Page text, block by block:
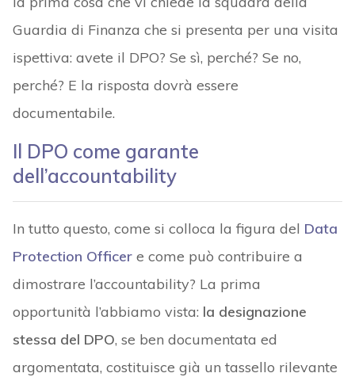
Guardia di Finanza che si presenta per una visita
ispettiva: avete il DPO? Se sì, perché? Se no,
perché? E la risposta dovrà essere
documentabile.
Il DPO come garante
dell’accountability
In tutto questo, come si colloca la figura del Data
Protection Officere come può contribuire a
dimostrare l’accountability? La prima
opportunità l’abbiamo vista: la designazione
stessa del DPO, se ben documentata ed
argomentata, costituisce già un tassello rilevante